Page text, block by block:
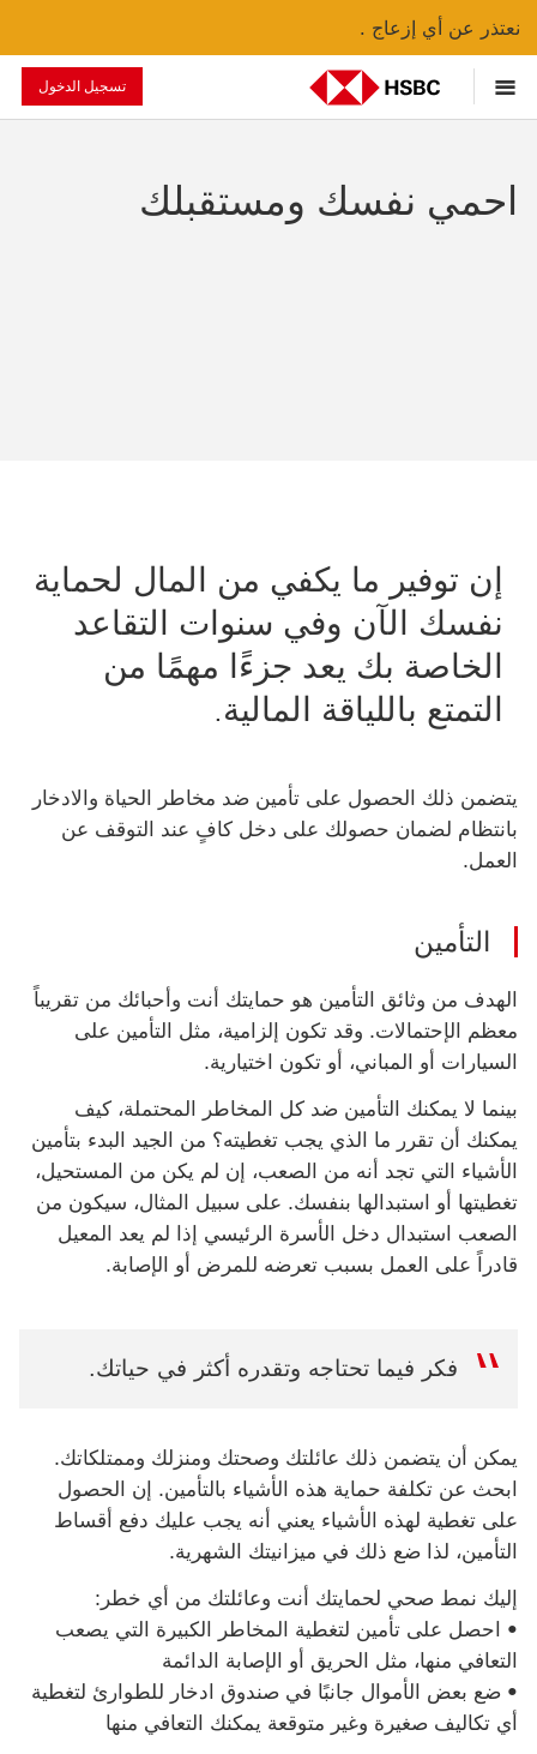
نعتذر عن أي إزعاج .
تسجيل الدخول
احمي نفسك ومستقبلك
إن توفير ما يكفي من المال لحماية
نفسك الآن وفي سنوات التقاعد
الخاصة بك يعد جزءًا مهمًا من
التمتع باللياقة المالية.
يتضمن ذلك الحصول على تأمين ضد مخاطر الحياة والادخار
بانتظام لضمان حصولك على دخل كافٍ عند التوقف عن
العمل.
التأمين
الهدف من وثائق التأمين هو حمايتك أنت وأحبائك من تقريباً
معظم الإحتمالات. وقد تكون إلزامية، مثل التأمين على
السيارات أو المباني، أو تكون اختيارية.
بينما لا يمكنك التأمين ضد كل المخاطر المحتملة، كيف
يمكنك أن تقرر ما الذي يجب تغطيته؟ من الجيد البدء بتأمين
الأشياء التي تجد أنه من الصعب، إن لم يكن من المستحيل،
تغطيتها أو استبدالها بنفسك. على سبيل المثال، سيكون من
الصعب استبدال دخل الأسرة الرئيسي إذا لم يعد المعيل
قادراً على العمل بسبب تعرضه للمرض أو الإصابة.
فكر فيما تحتاجه وتقدره أكثر في حياتك.
يمكن أن يتضمن ذلك عائلتك وصحتك ومنزلك وممتلكاتك.
ابحث عن تكلفة حماية هذه الأشياء بالتأمين. إن الحصول
على تغطية لهذه الأشياء يعني أنه يجب عليك دفع أقساط
التأمين، لذا ضع ذلك في ميزانيتك الشهرية.
إليك نمط صحي لحمايتك أنت وعائلتك من أي خطر:
• احصل على تأمين لتغطية المخاطر الكبيرة التي يصعب
التعافي منها، مثل الحريق أو الإصابة الدائمة
• ضع بعض الأموال جانبًا في صندوق ادخار للطوارئ لتغطية
أي تكاليف صغيرة وغير متوقعة يمكنك التعافي منها